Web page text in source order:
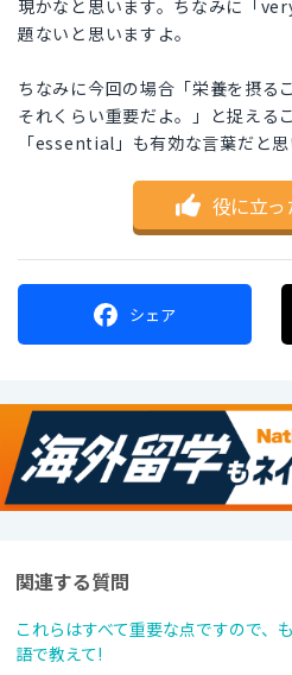
現かなと思います。ちなみに「
題ないと思いますよ。
ちなみに今回の場合「栄養を摂る
それくらい重要だよ。」と捉える
「essential」も有効な言葉だと思
役に立っ
シェア
関連する質問
これらはすべて重要な点ですので、
語で教えて!